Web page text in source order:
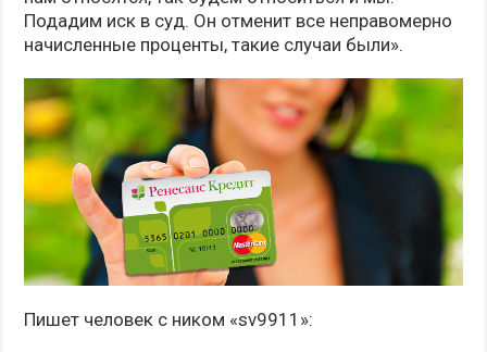
Подадим иск в суд. Он отменит все неправомерно
начисленные проценты, такие случаи были».
Пишет человек с ником «sv9911»: